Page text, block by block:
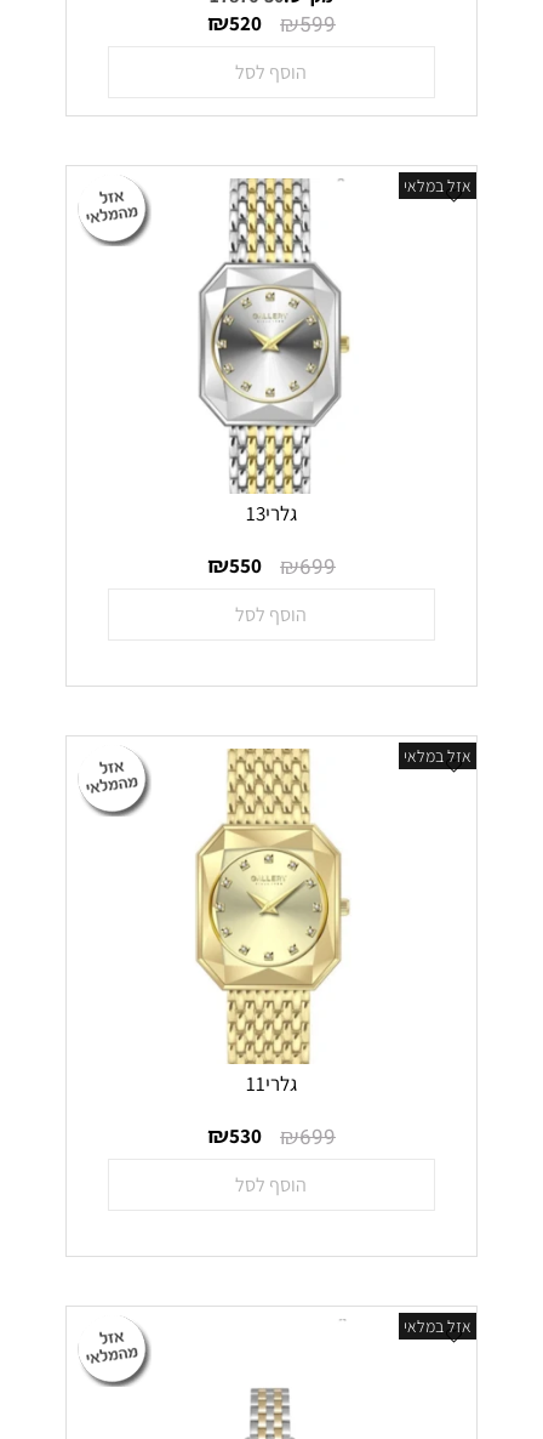
₪599
₪520
הוסף לסל
אזל במלאי
גלרי13
₪699
₪550
הוסף לסל
אזל במלאי
גלרי11
₪699
₪530
הוסף לסל
אזל במלאי